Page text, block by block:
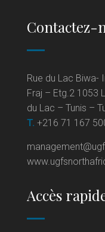
Contactez-
Rue du Lac Biwa-
Fraj – Etg.2 1053
du Lac – Tunis –
T. +216 71 167
Accès